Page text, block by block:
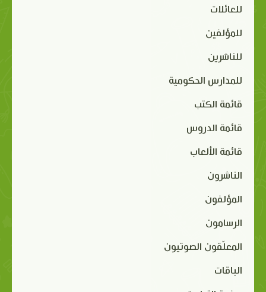
للعائلات
للمؤلفين
للناشرين
للمدارس الحكومية
قائمة الكتب
قائمة الدروس
قائمة الألعاب
الناشرون
المؤلفون
الرسامون
المعلّقون الصوتيون
الباقات